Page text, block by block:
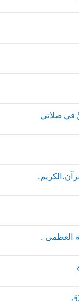
في صلاتي
العظمى .